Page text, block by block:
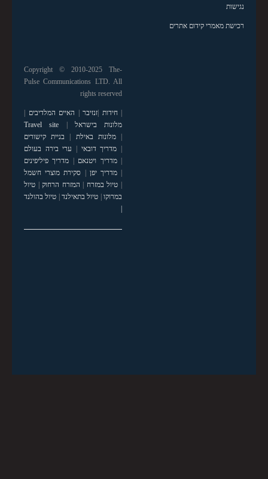
נגישות
רכישת מאמרי קידום אתרים
Copyright © 2010-2025 The-
Pulse Communications LTD. All
rights reserved
|חידות |זנזיבר | האיים המלדיבים |
מלונות בישראל |
Travel site
|מלונות באילת | בניית קישורים
| מדריך דובאי | ערי בירה בעולם
|מדריך ויטנאם | מדריך פיליפינים
|מדריך יפן | סקירת מוצרי חשמל
| טיול במזרח | המזרח הרחוק| טיול
במרוקו| טיול בתאילנד| טיול בהולנד
|